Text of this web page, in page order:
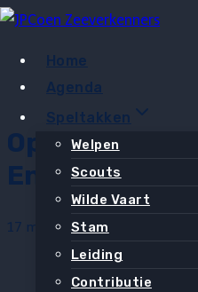
Doorgaan
inhoud
Home
Agenda
Speltakken
Welpen
Scouts
Wilde Vaart
Stam
Leiding
Contributie
Opkomst Vol
En Paddelen
17 mei 202519 mei 2025